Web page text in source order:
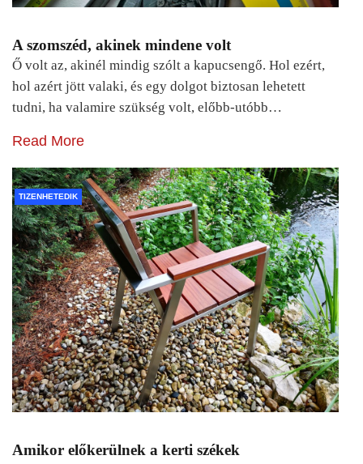
A szomszéd, akinek mindene volt
Ő volt az, akinél mindig szólt a kapucsengő. Hol ezért,
hol azért jött valaki, és egy dolgot biztosan lehetett
tudni, ha valamire szükség volt, előbb-utóbb…
Read More
TIZENHETEDIK
Amikor előkerülnek a kerti székek